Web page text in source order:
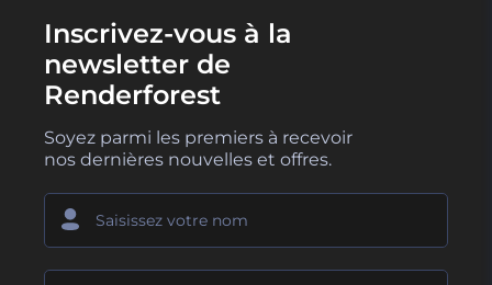
Inscrivez-vous à la
newsletter de
Renderforest
Soyez parmi les premiers à recevoir
nos dernières nouvelles et offres.